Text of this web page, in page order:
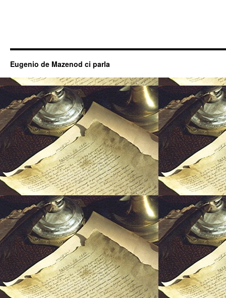
Eugenio de Mazenod ci parla